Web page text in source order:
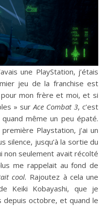
une PlayStation, j’étais
jeu de la franchise est
mon frère et moi, et si
» surAce Combat 3, c’est
quand même un peu épaté.
Playstation, j’ai un
silence, jusqu’à la sortie du
non seulement avait récolté
me rappelait au fond de
cool. Rajoutez à cela une
Keiki Kobayashi, que je
depuis octobre, et quand le